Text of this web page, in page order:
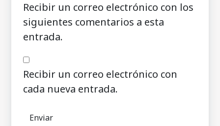
Recibir un correo electrónico con los
siguientes comentarios a esta
entrada.
Recibir un correo electrónico con
cada nueva entrada.